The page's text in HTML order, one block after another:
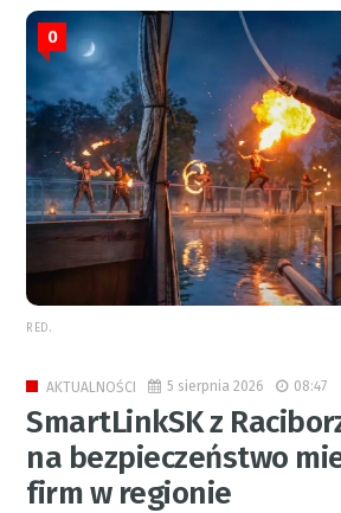
0
RED.
AKTUALNOŚCI 5 sierpnia 2026 08:47
SmartLinkSK z
na bezpieczeństwo
firm w regionie